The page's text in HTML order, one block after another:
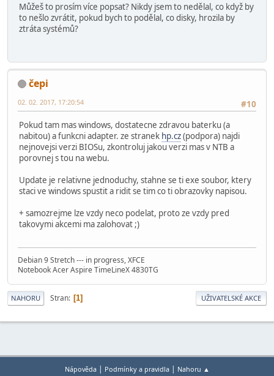
Můžeš to prosím více popsat? Nikdy jsem to nedělal, co když by
to nešlo zvrátit, pokud bych to podělal, co disky, hrozila by
ztráta systémů?
čepi
#10
02. 02. 2017, 17:20:54
Pokud tam mas windows, dostatecne zdravou baterku (a
nabitou) a funkcni adapter. ze stranek hp.cz(podpora) najdi
nejnovejsi verzi BIOSu, zkontroluj jakou verzi mas v NTB a
porovnej s tou na webu.
Update je relativne jednoduchy, stahne se ti exe soubor, ktery
staci ve windows spustit a ridit se tim co ti obrazovky napisou.
+ samozrejme lze vzdy neco podelat, proto ze vzdy pred
takovymi akcemi ma zalohovat ;)
Debian 9 Stretch --- in progress, XFCE
Notebook Acer Aspire TimeLineX 4830TG
NAHORU Stran 1 UŽIVATELSKÉ AKCE
Nápověda| Podmínky a pravidla| Nahoru ▲